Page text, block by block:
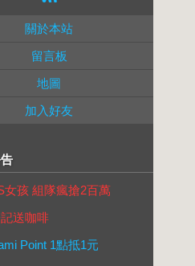
關於本站
留言板
地圖
加入好友
女孩 組隊瘋搶2百萬
送咖啡
Point 1點抵1元